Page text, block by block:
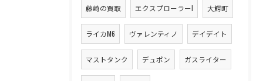
藤崎の買取 エクスプローラーI 大鰐町
ライカM6 ヴァレンティノ デイデイト
マストタンク デュポン ガスライター